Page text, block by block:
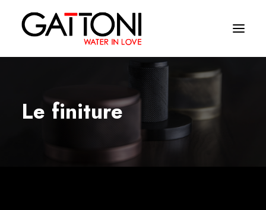
Περιβάλλοντα
Le finiture